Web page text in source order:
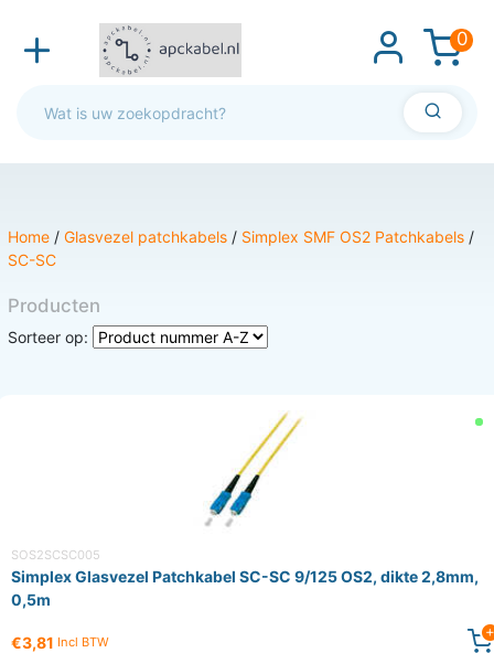
0
Home / Glasvezel patchkabels / Simplex SMF OS2 Patchkabels /
SC-SC
Producten
Sorteer op:
SOS2SCSC005
Simplex Glasvezel Patchkabel SC-SC 9/125 OS2, dikte 2,8mm,
0,5m
€3,81 Incl BTW